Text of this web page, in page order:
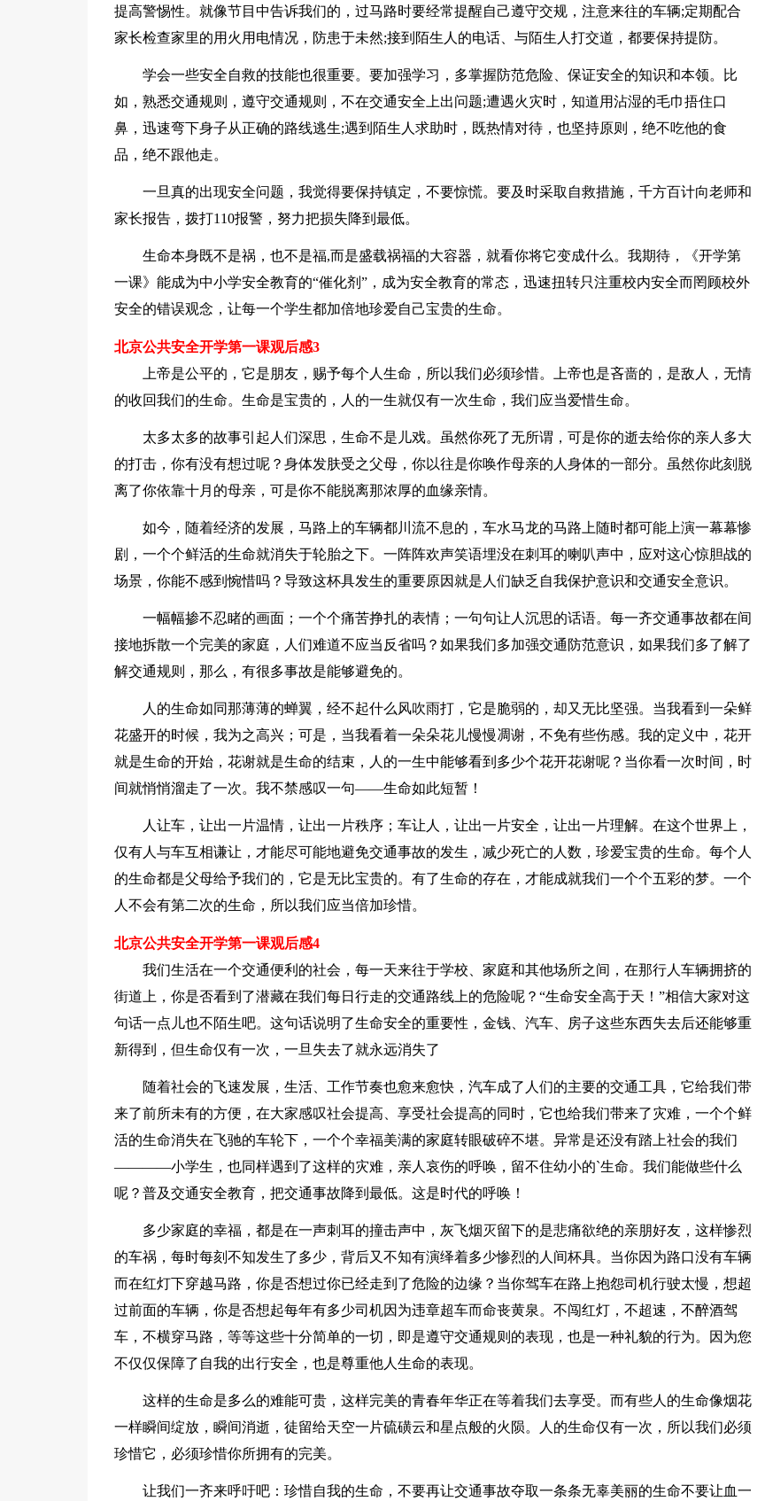
提高警惕性。就像节目中告诉我们的，过马路时要经常提醒自己遵守交规，注意来往的车辆;定期配合
家长检查家里的用火用电情况，防患于未然;接到陌生人的电话、与陌生人打交道，都要保持提防。
学会一些安全自救的技能也很重要。要加强学习，多掌握防范危险、保证安全的知识和本领。比
如，熟悉交通规则，遵守交通规则，不在交通安全上出问题;遭遇火灾时，知道用沾湿的毛巾捂住口
鼻，迅速弯下身子从正确的路线逃生;遇到陌生人求助时，既热情对待，也坚持原则，绝不吃他的食
品，绝不跟他走。
一旦真的出现安全问题，我觉得要保持镇定，不要惊慌。要及时采取自救措施，千方百计向老师和
家长报告，拨打110报警，努力把损失降到最低。
生命本身既不是祸，也不是福,而是盛载祸福的大容器，就看你将它变成什么。我期待，《开学第
一课》能成为中小学安全教育的“催化剂”，成为安全教育的常态，迅速扭转只注重校内安全而罔顾校外
安全的错误观念，让每一个学生都加倍地珍爱自己宝贵的生命。
北京公共安全开学第一课观后感3
上帝是公平的，它是朋友，赐予每个人生命，所以我们必须珍惜。上帝也是吝啬的，是敌人，无情
的收回我们的生命。生命是宝贵的，人的一生就仅有一次生命，我们应当爱惜生命。
太多太多的故事引起人们深思，生命不是儿戏。虽然你死了无所谓，可是你的逝去给你的亲人多大
的打击，你有没有想过呢？身体发肤受之父母，你以往是你唤作母亲的人身体的一部分。虽然你此刻脱
离了你依靠十月的母亲，可是你不能脱离那浓厚的血缘亲情。
如今，随着经济的发展，马路上的车辆都川流不息的，车水马龙的马路上随时都可能上演一幕幕惨
剧，一个个鲜活的生命就消失于轮胎之下。一阵阵欢声笑语埋没在刺耳的喇叭声中，应对这心惊胆战的
场景，你能不感到惋惜吗？导致这杯具发生的重要原因就是人们缺乏自我保护意识和交通安全意识。
一幅幅掺不忍睹的画面；一个个痛苦挣扎的表情；一句句让人沉思的话语。每一齐交通事故都在间
接地拆散一个完美的家庭，人们难道不应当反省吗？如果我们多加强交通防范意识，如果我们多了解了
解交通规则，那么，有很多事故是能够避免的。
人的生命如同那薄薄的蝉翼，经不起什么风吹雨打，它是脆弱的，却又无比坚强。当我看到一朵鲜
花盛开的时候，我为之高兴；可是，当我看着一朵朵花儿慢慢凋谢，不免有些伤感。我的定义中，花开
就是生命的开始，花谢就是生命的结束，人的一生中能够看到多少个花开花谢呢？当你看一次时间，时
间就悄悄溜走了一次。我不禁感叹一句——生命如此短暂！
人让车，让出一片温情，让出一片秩序；车让人，让出一片安全，让出一片理解。在这个世界上，
仅有人与车互相谦让，才能尽可能地避免交通事故的发生，减少死亡的人数，珍爱宝贵的生命。每个人
的生命都是父母给予我们的，它是无比宝贵的。有了生命的存在，才能成就我们一个个五彩的梦。一个
人不会有第二次的生命，所以我们应当倍加珍惜。
北京公共安全开学第一课观后感4
我们生活在一个交通便利的社会，每一天来往于学校、家庭和其他场所之间，在那行人车辆拥挤的
街道上，你是否看到了潜藏在我们每日行走的交通路线上的危险呢？“生命安全高于天！”相信大家对这
句话一点儿也不陌生吧。这句话说明了生命安全的重要性，金钱、汽车、房子这些东西失去后还能够重
新得到，但生命仅有一次，一旦失去了就永远消失了
随着社会的飞速发展，生活、工作节奏也愈来愈快，汽车成了人们的主要的交通工具，它给我们带
来了前所未有的方便，在大家感叹社会提高、享受社会提高的同时，它也给我们带来了灾难，一个个鲜
活的生命消失在飞驰的车轮下，一个个幸福美满的家庭转眼破碎不堪。异常是还没有踏上社会的我们
————小学生，也同样遇到了这样的灾难，亲人哀伤的呼唤，留不住幼小的`生命。我们能做些什么
呢？普及交通安全教育，把交通事故降到最低。这是时代的呼唤！
多少家庭的幸福，都是在一声刺耳的撞击声中，灰飞烟灭留下的是悲痛欲绝的亲朋好友，这样惨烈
的车祸，每时每刻不知发生了多少，背后又不知有演绎着多少惨烈的人间杯具。当你因为路口没有车辆
而在红灯下穿越马路，你是否想过你已经走到了危险的边缘？当你驾车在路上抱怨司机行驶太慢，想超
过前面的车辆，你是否想起每年有多少司机因为违章超车而命丧黄泉。不闯红灯，不超速，不醉酒驾
车，不横穿马路，等等这些十分简单的一切，即是遵守交通规则的表现，也是一种礼貌的行为。因为您
不仅仅保障了自我的出行安全，也是尊重他人生命的表现。
这样的生命是多么的难能可贵，这样完美的青春年华正在等着我们去享受。而有些人的生命像烟花
一样瞬间绽放，瞬间消逝，徒留给天空一片硫磺云和星点般的火陨。人的生命仅有一次，所以我们必须
珍惜它，必须珍惜你所拥有的完美。
让我们一齐来呼吁吧：珍惜自我的生命，不要再让交通事故夺取一条条无辜美丽的生命不要让血一